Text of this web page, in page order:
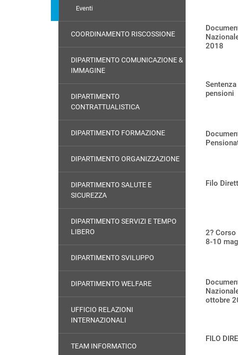
Eventi
COORDINAMENTO RISCOSSIONE
DIPARTIMENTO COMUNICAZIONE &
IMMAGINE
DIPARTIMENTO
CONTRATTUALISTICA
DIPARTIMENTO FORMAZIONE
DIPARTIMENTO ORGANIZZAZIONE
DIPARTIMENTO SALUTE E
SICUREZZA
DIPARTIMENTO SERVIZI E TEMPO
LIBERO
DIPARTIMENTO SVILUPPO
DIPARTIMENTO WELFARE
UFFICIO RELAZIONI
INTERNAZIONALI
TEAM INFORMATICO
2018
pensioni
Filo
2?
8-10
ottobre
FILO